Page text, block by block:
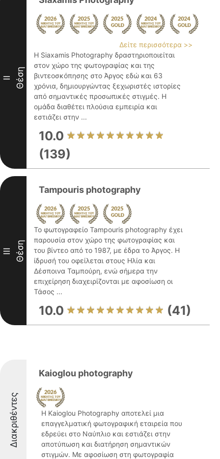
II Θέση
Δείτε περισσότερα >>
Η Siaxamis Photography δραστηριοποιείται
στον χώρο της φωτογραφίας και της
βιντεοσκόπησης στο Άργος εδώ και 63
χρόνια, δημιουργώντας ξεχωριστές ιστορίες
από σημαντικές προσωπικές στιγμές. Η
ομάδα διαθέτει πλούσια εμπειρία και
εστιάζει στην ...
10.0
(139)
III Θέση
Tampouris photography
Το φωτογραφείο Tampouris photography έχει
παρουσία στον χώρο της φωτογραφίας και
του βίντεο από το 1987, με έδρα το Άργος. Η
ίδρυσή του οφείλεται στους Ηλία και
Δέσποινα Ταμπούρη, ενώ σήμερα την
επιχείρηση διαχειρίζονται με αφοσίωση οι
Τάσος ...
10.0 (41)
Διακριθέντες
Kaioglou photography
Η Kaioglou Photography αποτελεί μια
επαγγελματική φωτογραφική εταιρεία που
εδρεύει στο Ναύπλιο και εστιάζει στην
αποτύπωση και διατήρηση σημαντικών
στιγμών. Με αφοσίωση στη φωτογραφία